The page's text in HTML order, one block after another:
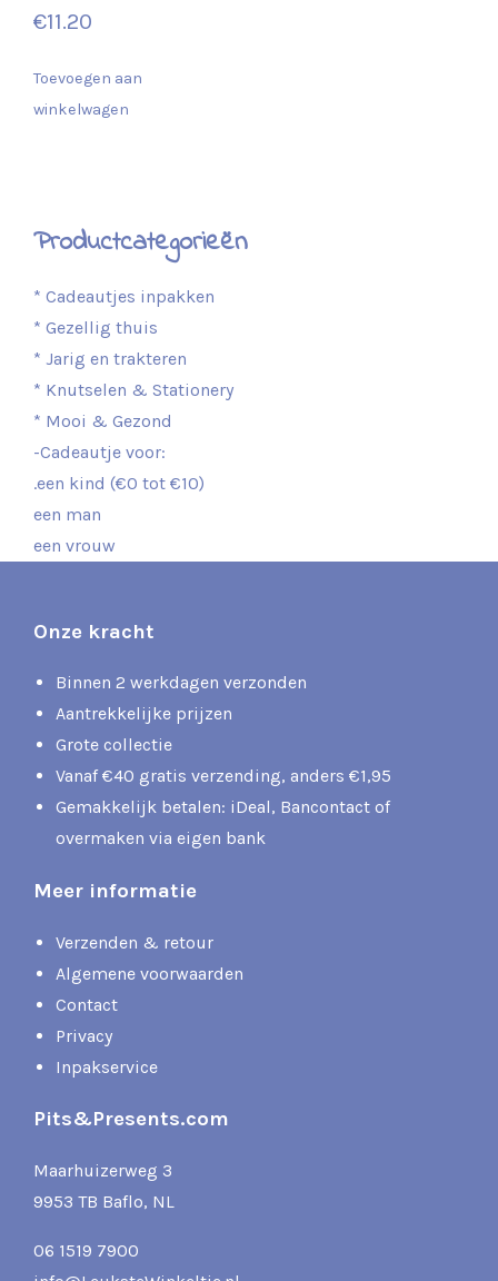
€11.20
Toevoegen aan
winkelwagen
Productcategorieën
* Cadeautjes inpakken
* Gezellig thuis
* Jarig en trakteren
* Knutselen & Stationery
* Mooi & Gezond
-Cadeautje voor:
.een kind (€0 tot €10)
een man
een vrouw
Onze kracht
Binnen 2 werkdagen verzonden
Aantrekkelijke prijzen
Grote collectie
Vanaf €40 gratis verzending, anders €1,95
Gemakkelijk betalen: iDeal, Bancontact of
overmaken via eigen bank
Meer informatie
Verzenden & retour
Algemene voorwaarden
Contact
Privacy
Inpakservice
Pits&Presents.com
Maarhuizerweg 3
9953 TB Baflo, NL
06 1519 7900